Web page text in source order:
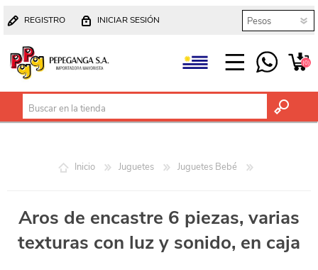
REGISTRO INICIAR SESIÓN
(0)
Inicio Juguetes Juguetes Bebé
Aros de encastre 6 piezas, varias
texturas con luz y sonido, en caja